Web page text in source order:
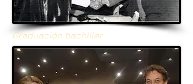
Graduación bachiller